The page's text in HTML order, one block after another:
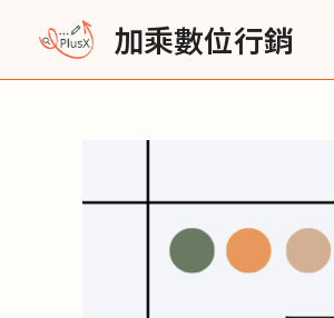
主
加乘數位行銷
Post
navigation